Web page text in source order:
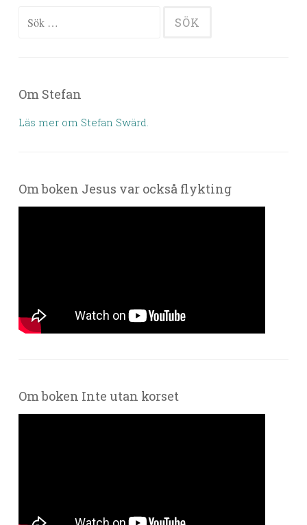
Sök efter:
Om Stefan
Läs mer om Stefan Swärd.
Om boken Jesus var också flykting
Om boken Inte utan korset